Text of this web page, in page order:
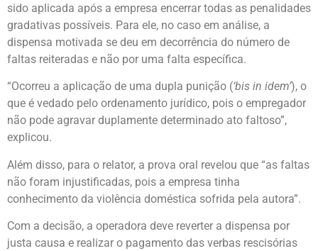
sido aplicada após a empresa encerrar todas as penalidades
gradativas possíveis. Para ele, no caso em análise, a
dispensa motivada se deu em decorrência do número de
faltas reiteradas e não por uma falta específica.
“Ocorreu a aplicação de uma dupla punição (‘bis in idem’), o
que é vedado pelo ordenamento jurídico, pois o empregador
não pode agravar duplamente determinado ato faltoso”,
explicou.
Além disso, para o relator, a prova oral revelou que “as faltas
não foram injustificadas, pois a empresa tinha
conhecimento da violência doméstica sofrida pela autora”.
Com a decisão, a operadora deve reverter a dispensa por
justa causa e realizar o pagamento das verbas rescisórias